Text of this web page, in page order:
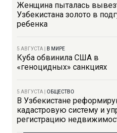
Женщина пыталась
Узбекистана золото в
ребенка
5 АВГУСТА В МИРЕ
Куба обвинила США в
«геноцидных» санкциях
5 АВГУСТА ОБЩЕСТВО
В Узбекистане
кадастровую систему и
регистрацию